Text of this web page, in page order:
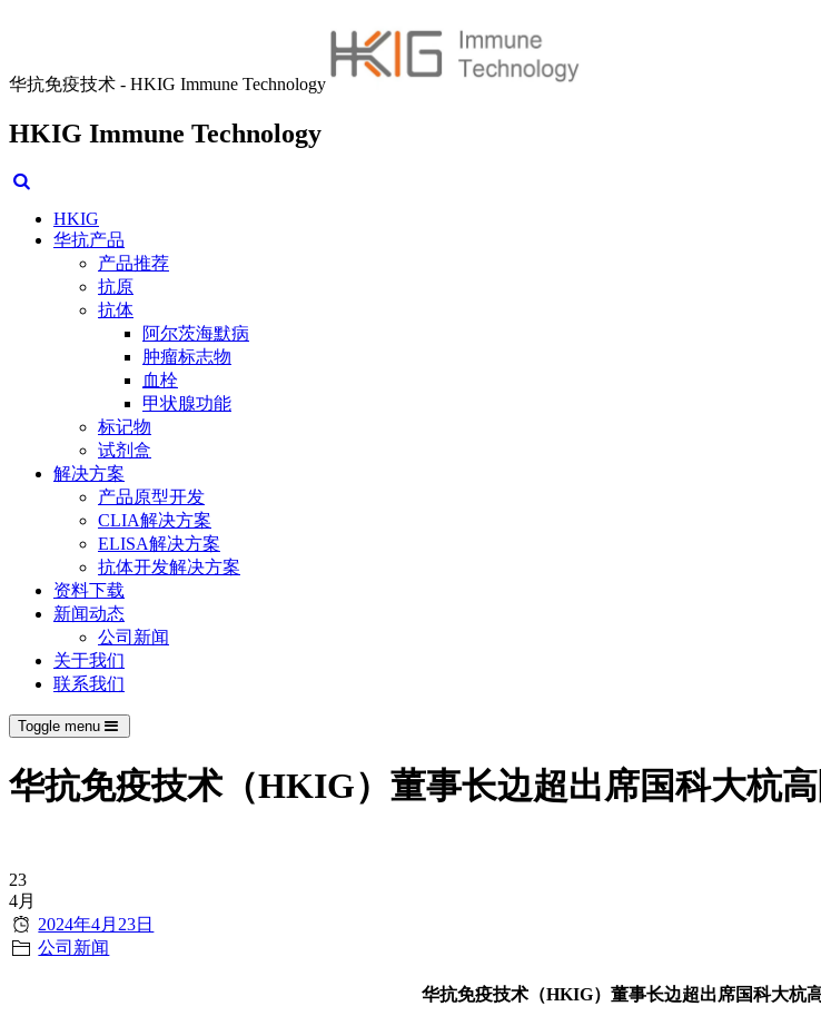
华抗免疫技术 - HKIG Immune Technology
HKIG Immune Technology
HKIG
华抗产品
产品推荐
抗原
抗体
阿尔茨海默病
肿瘤标志物
血栓
甲状腺功能
标记物
试剂盒
解决方案
产品原型开发
CLIA解决方案
ELISA解决方案
抗体开发解决方案
资料下载
新闻动态
公司新闻
关于我们
联系我们
Toggle menu
华抗免疫技术（HKIG）董事长边超出席国科大杭
23
4月
2024年4月23日
公司新闻
华抗免疫技术（HKIG）董事长边超出席国科大杭